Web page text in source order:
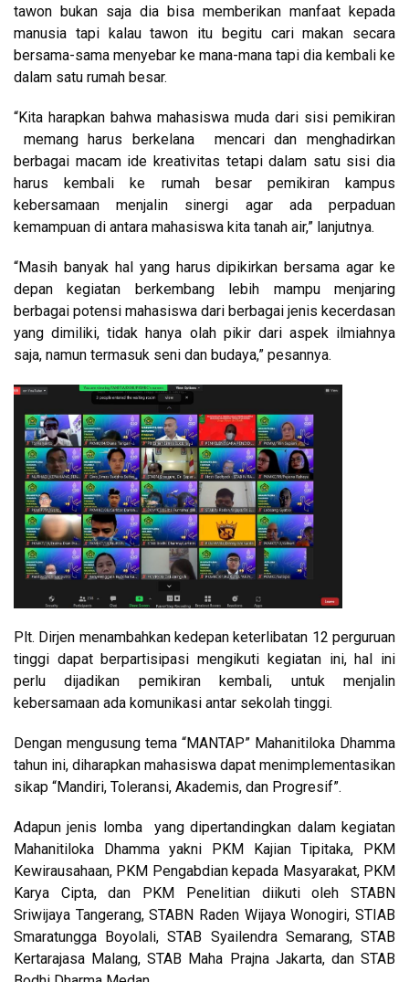
tawon bukan saja dia bisa memberikan manfaat kepada
manusia tapi kalau tawon itu begitu cari makan secara
bersama-sama menyebar ke mana-mana tapi dia kembali ke
dalam satu rumah besar.
“Kita harapkan bahwa mahasiswa muda dari sisi pemikiran
memang harus berkelana mencari dan menghadirkan
berbagai macam ide kreativitas tetapi dalam satu sisi dia
harus kembali ke rumah besar pemikiran kampus
kebersamaan menjalin sinergi agar ada perpaduan
kemampuan di antara mahasiswa kita tanah air,” lanjutnya.
“Masih banyak hal yang harus dipikirkan bersama agar ke
depan kegiatan berkembang lebih mampu menjaring
berbagai potensi mahasiswa dari berbagai jenis kecerdasan
yang dimiliki, tidak hanya olah pikir dari aspek ilmiahnya
saja, namun termasuk seni dan budaya,” pesannya.
Plt. Dirjen menambahkan kedepan keterlibatan 12 perguruan
tinggi dapat berpartisipasi mengikuti kegiatan ini, hal ini
perlu dijadikan pemikiran kembali, untuk menjalin
kebersamaan ada komunikasi antar sekolah tinggi.
Dengan mengusung tema “MANTAP” Mahanitiloka Dhamma
tahun ini, diharapkan mahasiswa dapat menimplementasikan
sikap “Mandiri, Toleransi, Akademis, dan Progresif”.
Adapun jenis lomba yang dipertandingkan dalam kegiatan
Mahanitiloka Dhamma yakni PKM Kajian Tipitaka, PKM
Kewirausahaan, PKM Pengabdian kepada Masyarakat, PKM
Karya Cipta, dan PKM Penelitian diikuti oleh STABN
Sriwijaya Tangerang, STABN Raden Wijaya Wonogiri, STIAB
Smaratungga Boyolali, STAB Syailendra Semarang, STAB
Kertarajasa Malang, STAB Maha Prajna Jakarta, dan STAB